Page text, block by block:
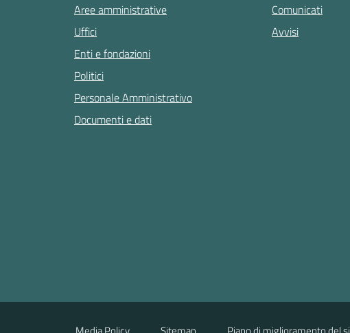
Aree amministrative
Uffici
Enti e fondazioni
Politici
Personale Amministrativo
Documenti e dati
Comunicati
Avvisi